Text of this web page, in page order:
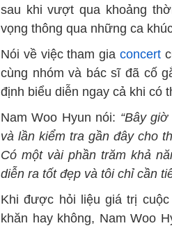
sau khi vượt qua khoảng
vọng thông qua những ca
Nói về việc tham gia concert
cùng nhóm và bác sĩ đã cố
định biểu diễn ngay cả khi có
Nam Woo Hyun nói: “Bây
và lần kiểm tra gần đây cho
Có một vài phần trăm khả
diễn ra tốt đẹp và tôi chỉ cần
Khi được hỏi liệu giá trị
khăn hay không, Nam Woo